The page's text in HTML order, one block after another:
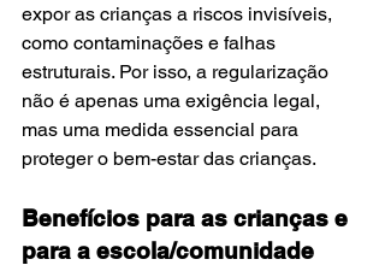
expor as crianças a riscos invisíveis,
como contaminações e falhas
estruturais. Por isso, a regularização
não é apenas uma exigência legal,
mas uma medida essencial para
proteger o bem-estar das crianças.
Benefícios para as crianças e
para a escola/comunidade